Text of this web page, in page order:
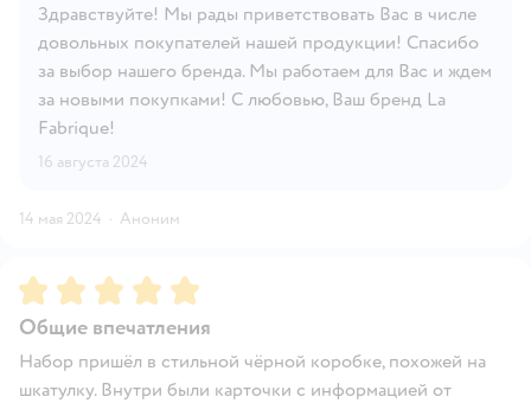
Здравствуйте! Мы рады приветствовать Вас в числе
довольных покупателей нашей продукции! Спасибо
за выбор нашего бренда. Мы работаем для Вас и ждем
за новыми покупками! С любовью, Ваш бренд La
Fabrique!
16 августа 2024
14 мая 2024 · Аноним
Рейтинг:5
Общие впечатления
Набор пришёл в стильной чёрной коробке, похожей на
шкатулку. Внутри были карточки с информацией от